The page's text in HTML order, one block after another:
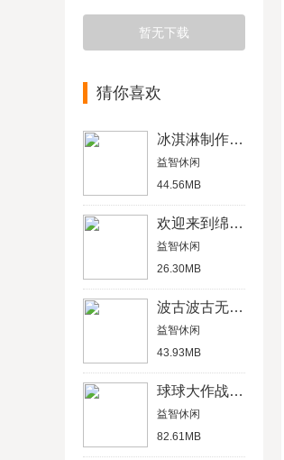
暂无下载
猜你喜欢
冰淇淋制作工厂
益智休闲
44.56MB
欢迎来到绵羊村
益智休闲
26.30MB
波古波古无限糖果版2020
益智休闲
43.93MB
球球大作战内购破解版
益智休闲
82.61MB